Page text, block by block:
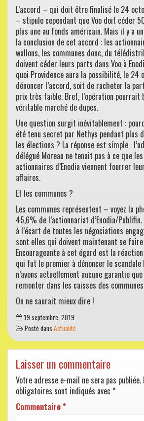
L’accord – qui doit être finalisé le 24
– stipule cependant que Voo doit céder
plus une au fonds américain. Mais il y a
la conclusion de cet accord : les
wallons, les communes donc, du
doivent céder leurs parts dans Voo à
quoi Providence aura la possibilité, le 24
dénoncer l’accord, soit de racheter la
prix très faible. Bref, l’opération pourrait
véritable marché de dupes.
Une question surgit inévitablement :
été tenu secret par Nethys pendant plus
les élections ? La réponse est simple :
délégué Moreau ne tenait pas à ce que
actionnaires d’Enodia viennent fourrer
affaires.
Et les communes ?
Les communes représentent – voyez la
45,6% de l’actionnariat d’Enodia/
à l’écart de toutes les négociations
sont elles qui doivent maintenant se
Encourageante à cet égard est la
qui fut le premier à dénoncer le scandale
n’avons actuellement aucune garantie
remonter dans les caisses des
On ne saurait mieux dire !
19 septembre, 2019
Posté dans Actualité
Laisser un commentaire
Votre adresse e-mail ne sera pas publiée.
obligatoires sont indiqués avec *
Commentaire*